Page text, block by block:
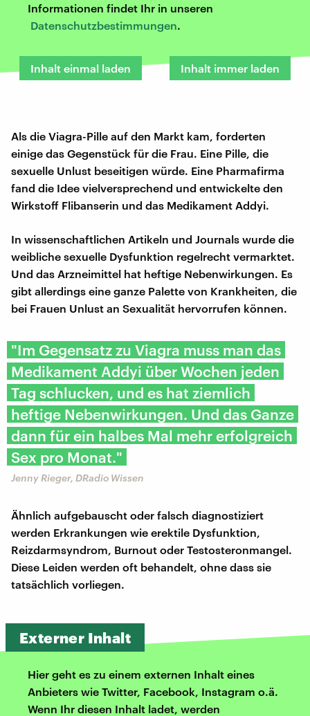
Informationen findet Ihr in unseren
Datenschutzbestimmungen.
Inhalt einmal laden Inhalt immer laden
Als die Viagra-Pille auf den Markt kam, forderten
einige das Gegenstück für die Frau. Eine Pille, die
sexuelle Unlust beseitigen würde. Eine Pharmafirma
fand die Idee vielversprechend und entwickelte den
Wirkstoff Flibanserin und das Medikament Addyi.
In wissenschaftlichen Artikeln und Journals wurde die
weibliche sexuelle Dysfunktion regelrecht vermarktet.
Und das Arzneimittel hat heftige Nebenwirkungen. Es
gibt allerdings eine ganze Palette von Krankheiten, die
bei Frauen Unlust an Sexualität hervorrufen können.
"Im Gegensatz zu Viagra muss man das
Medikament Addyi über Wochen jeden
Tag schlucken, und es hat ziemlich
heftige Nebenwirkungen. Und das Ganze
dann für ein halbes Mal mehr erfolgreich
Sex pro Monat."
Jenny Rieger, DRadio Wissen
Ähnlich aufgebauscht oder falsch diagnostiziert
werden Erkrankungen wie erektile Dysfunktion,
Reizdarmsyndrom, Burnout oder Testosteronmangel.
Diese Leiden werden oft behandelt, ohne dass sie
tatsächlich vorliegen.
Externer Inhalt
Hier geht es zu einem externen Inhalt eines
Anbieters wie Twitter, Facebook, Instagram o.ä.
Wenn Ihr diesen Inhalt ladet, werden